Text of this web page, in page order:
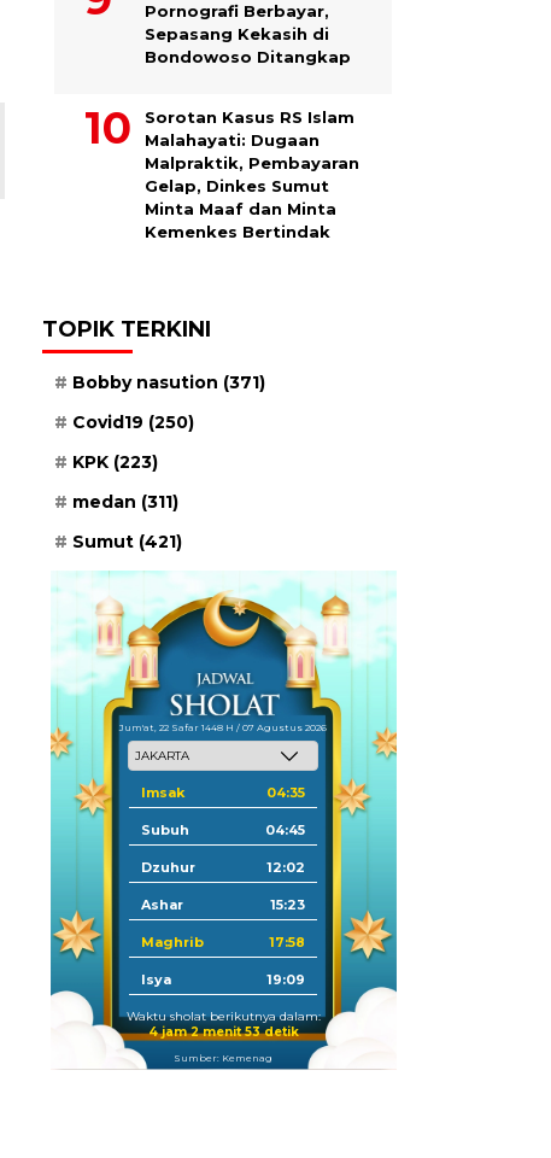
Pornografi Berbayar,
Sepasang Kekasih di
Bondowoso Ditangkap
Sorotan Kasus RS Islam
Malahayati: Dugaan
Malpraktik, Pembayaran
Gelap, Dinkes Sumut
Minta Maaf dan Minta
Kemenkes Bertindak
TOPIK TERKINI
Bobby nasution (371)
Covid19 (250)
KPK (223)
medan (311)
Sumut (421)
Jum'at, 22 Safar 1448 H / 07 Agustus 2026
Imsak 04:35
Subuh 04:45
Dzuhur 12:02
Ashar 15:23
Maghrib 17:58
Isya 19:09
Waktu sholat berikutnya dalam:
4 jam 2 menit 52 detik
Sumber: Kemenag